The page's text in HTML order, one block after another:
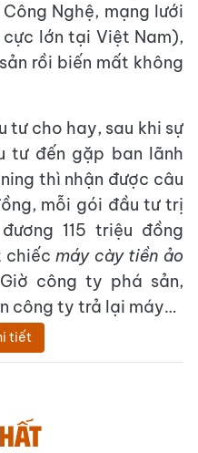
Nghệ, mạng lưới
cực lớn tại Việt Nam),
rồi biến mất không
tư cho hay, sau khi sự
tư đến gặp ban lãnh
thì nhận được câu
mỗi gói đầu tư trị
115 triệu đồng
chiếcmáy cày tiền ảo
công ty phá sản,
công ty trả lại máy…
tiết